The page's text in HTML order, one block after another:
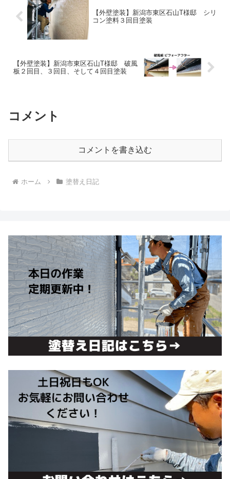
【外壁塗装】新潟市東区石山T様邸 シリ
コン塗料３回目塗装
【外壁塗装】新潟市東区石山T様邸 破風
板２回目、３回目、そして４回目塗装
コメント
コメントを書き込む
ホーム 塗替え日記